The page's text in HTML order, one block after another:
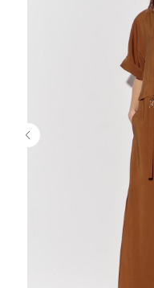
OOO "ИНЖЕНС", УНП 291547753
Юр.адрес: 224013, г.Брест, ул.
Р/с: BY36 PJCB 3012 5037 1910 0000
Сайт носит исключительно
о моделях предоставляется для
офертой. Приобретение товара в
на его приобретение возможно